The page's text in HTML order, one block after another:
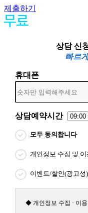
제출하기
상담 신
빠르
휴대폰
상담예약시간
모두 동의합니다
개인정보 수집 및
이벤트/할인(광고성
◆ 개인정보 수집 · 이용